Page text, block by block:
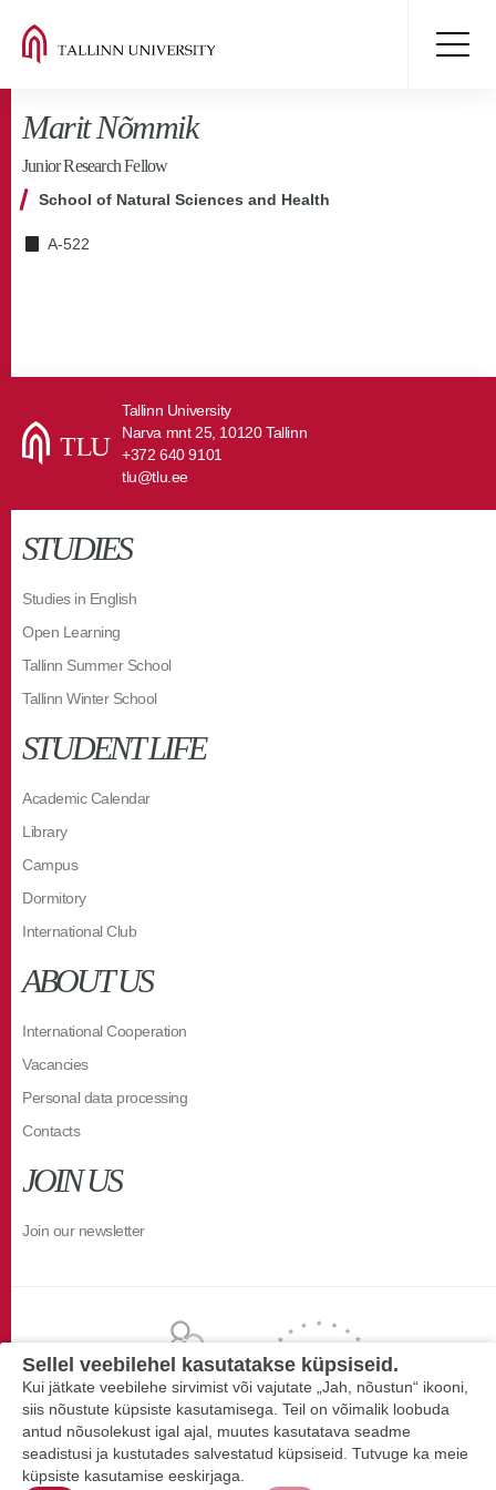
Marit Nõmmik
Junior Research Fellow
School of Natural Sciences and Health
A-522
Tallinn University
Narva mnt 25, 10120 Tallinn
+372 640 9101
tlu@tlu.ee
STUDIES
Studies in English
Open Learning
Tallinn Summer School
Tallinn Winter School
STUDENT LIFE
Academic Calendar
Library
Campus
Dormitory
International Club
ABOUT US
International Cooperation
Vacancies
Personal data processing
Contacts
JOIN US
Join our newsletter
Sellel veebilehel kasutatakse küpsiseid.
Kui jätkate veebilehe sirvimist või vajutate „Jah, nõustun“ ikooni,
siis nõustute küpsiste kasutamisega. Teil on võimalik loobuda
antud nõusolekust igal ajal, muutes kasutatava seadme
seadistusi ja kustutades salvestatud küpsiseid. Tutvuge ka meie
küpsiste kasutamise eeskirjaga.